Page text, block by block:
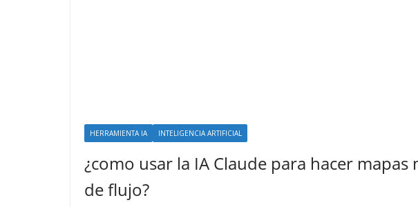
HERRAMIENTA IA INTELIGENCIA ARTIFICIAL
¿como usar la IA Claude para hacer
de flujo?